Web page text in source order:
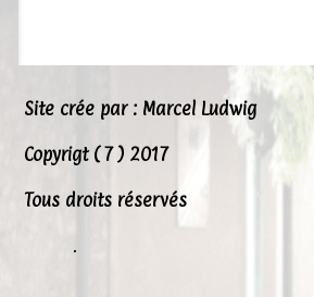
Site crée par : Marcel Ludwig
Copyrigt ( 7 ) 2017
Tous droits réservés
.